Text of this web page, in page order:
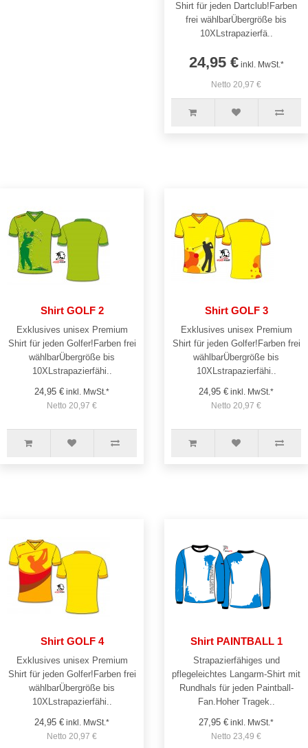
Shirt für jeden Dartclub!Farben
frei wählbarÜbergröße bis
10XLstrapazierfä..
24,95 €inkl. MwSt.*
Netto 20,97 €
Shirt GOLF 2
Exklusives unisex Premium
Shirt für jeden Golfer!Farben frei
wählbarÜbergröße bis
10XLstrapazierfähi..
24,95 € inkl. MwSt.*
Netto 20,97 €
Shirt GOLF 3
Exklusives unisex Premium
Shirt für jeden Golfer!Farben frei
wählbarÜbergröße bis
10XLstrapazierfähi..
24,95 € inkl. MwSt.*
Netto 20,97 €
Shirt GOLF 4
Exklusives unisex Premium
Shirt für jeden Golfer!Farben frei
wählbarÜbergröße bis
10XLstrapazierfähi..
24,95 € inkl. MwSt.*
Netto 20,97 €
Shirt PAINTBALL 1
Strapazierfähiges und
pflegeleichtes Langarm-Shirt mit
Rundhals für jeden Paintball-
Fan.Hoher Tragek..
27,95 € inkl. MwSt.*
Netto 23,49 €